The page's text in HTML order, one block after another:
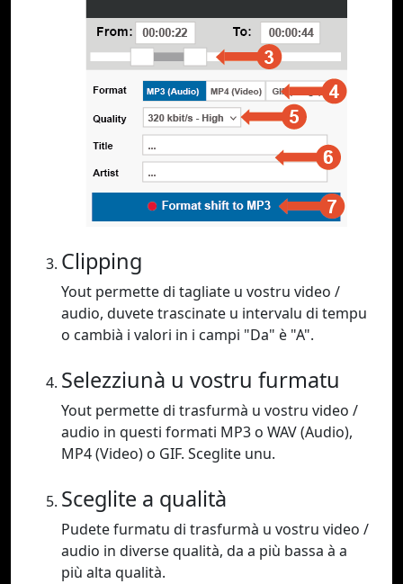
Clipping
Yout permette di tagliate u vostru video /
audio, duvete trascinate u intervalu di tempu
o cambià i valori in i campi "Da" è "A".
Selezziunà u vostru furmatu
Yout permette di trasfurmà u vostru video /
audio in questi formati MP3 o WAV (Audio),
MP4 (Video) o GIF. Sceglite unu.
Sceglite a qualità
Pudete furmatu di trasfurmà u vostru video /
audio in diverse qualità, da a più bassa à a
più alta qualità.